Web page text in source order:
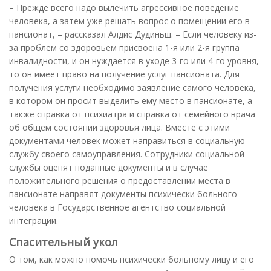
– Прежде всего надо вылечить агрессивное поведение
человека, а затем уже решать вопрос о помещении его в
пансионат, – рассказал Алдис Дудиньш. – Если человеку из-
за проблем со здоровьем присвоена 1-я или 2-я группа
инвалидности, и он нуждается в уходе 3-го или 4-го уровня,
то он имеет право на получение услуг пансионата. Для
получения услуги необходимо заявление самого человека,
в котором он просит выделить ему место в пансионате, а
также справка от психиатра и справка от семейного врача
об общем состоянии здоровья лица. Вместе с этими
документами человек может направиться в социальную
службу своего самоуправления. Сотрудники социальной
службы оценят поданные документы и в случае
положительного решения о предоставлении места в
пансионате направят документы психически больного
человека в Государственное агентство социальной
интеграции.
Спасительный укол
О том, как можно помочь психически больному лицу и его